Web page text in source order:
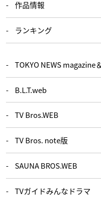
作品情報
ランキング
TOKYO NEWS magazine
B.L.T.web
TV Bros.WEB
TV Bros. note版
SAUNA BROS.WEB
TVガイドみんなドラマ